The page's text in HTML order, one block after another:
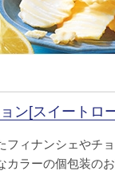
ン[スイートロ
フィナンシェやチ
カラーの個包装の